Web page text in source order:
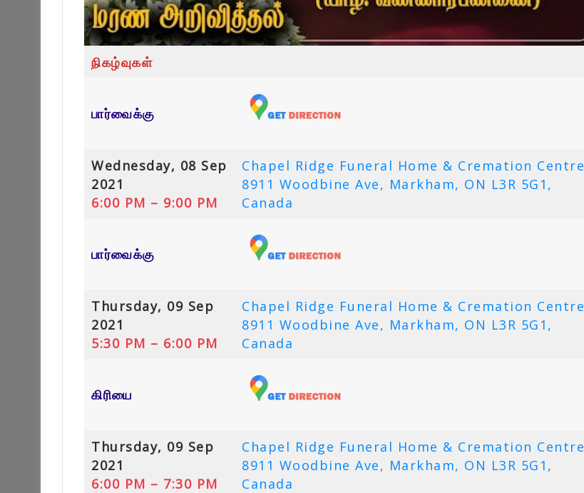
நிகழ்வுகள்
பார்வைக்கு
Wednesday, 08 Sep
2021
6:00 PM – 9:00 PM
Chapel Ridge Funeral Home & Cremation Centre
8911 Woodbine Ave, Markham, ON L3R 5G1,
Canada
பார்வைக்கு
Thursday, 09 Sep
2021
5:30 PM – 6:00 PM
Chapel Ridge Funeral Home & Cremation Centre
8911 Woodbine Ave, Markham, ON L3R 5G1,
Canada
கிரியை
Thursday, 09 Sep
2021
6:00 PM – 7:30 PM
Chapel Ridge Funeral Home & Cremation Centre
8911 Woodbine Ave, Markham, ON L3R 5G1,
Canada